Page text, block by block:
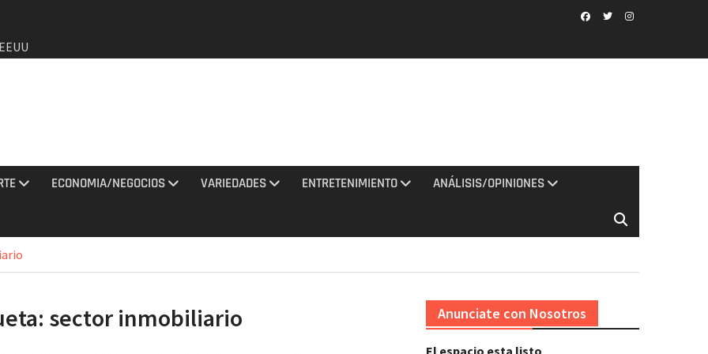
con
e
ECONOMIA/NEGOCIOS VARIEDADES ENTRETENIMIENTO ANÁLISIS/OPINIONES
sector inmobiliario Anunciate con Nosotros
El espacio esta listo